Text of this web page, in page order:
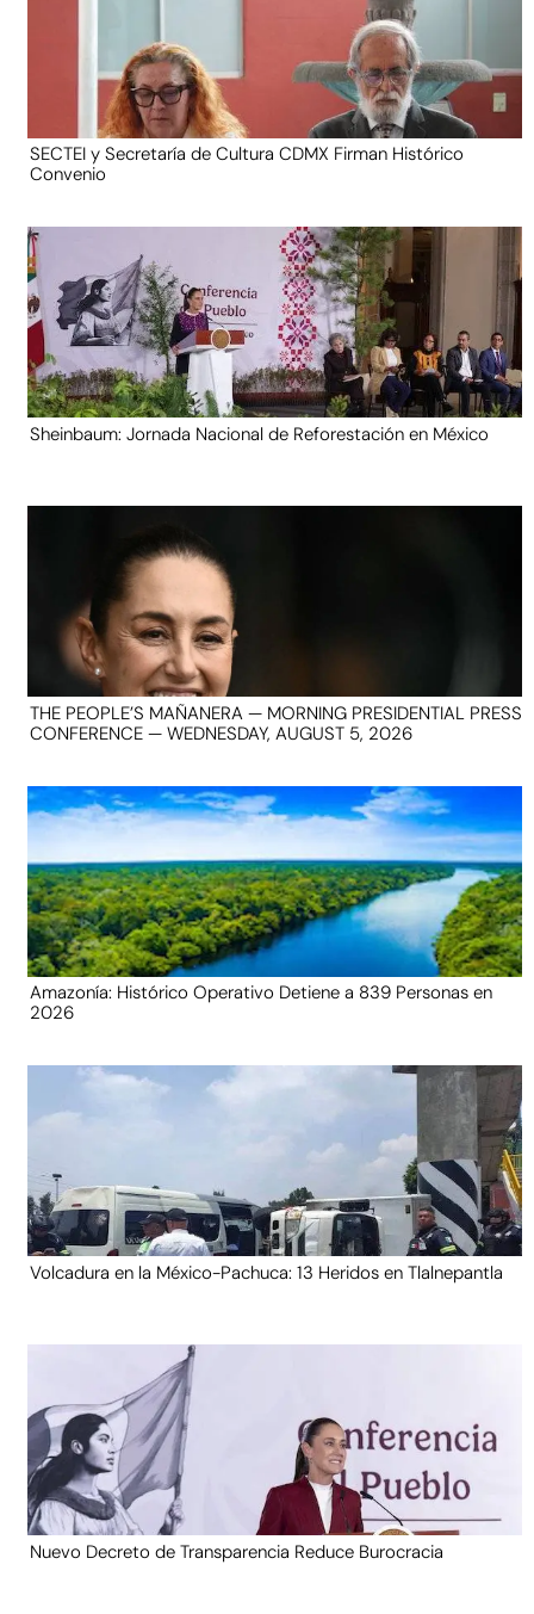
SECTEI y Secretaría de Cultura CDMX Firman Histórico
Convenio
Sheinbaum: Jornada Nacional de Reforestación en México
THE PEOPLE’S MAÑANERA — MORNING PRESIDENTIAL PRESS
CONFERENCE — WEDNESDAY, AUGUST 5, 2026
Amazonía: Histórico Operativo Detiene a 839 Personas en
2026
Volcadura en la México-Pachuca: 13 Heridos en Tlalnepantla
Nuevo Decreto de Transparencia Reduce Burocracia